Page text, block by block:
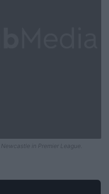
in Premier League.